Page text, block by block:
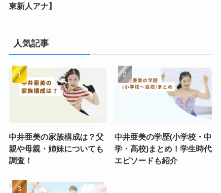
東新人アナ】
人気記事
中井亜美の家族構成は？父
親や母親・姉妹についても
調査！
中井亜美の学歴(小学校・中
学・高校)まとめ！学生時代
エピソードも紹介